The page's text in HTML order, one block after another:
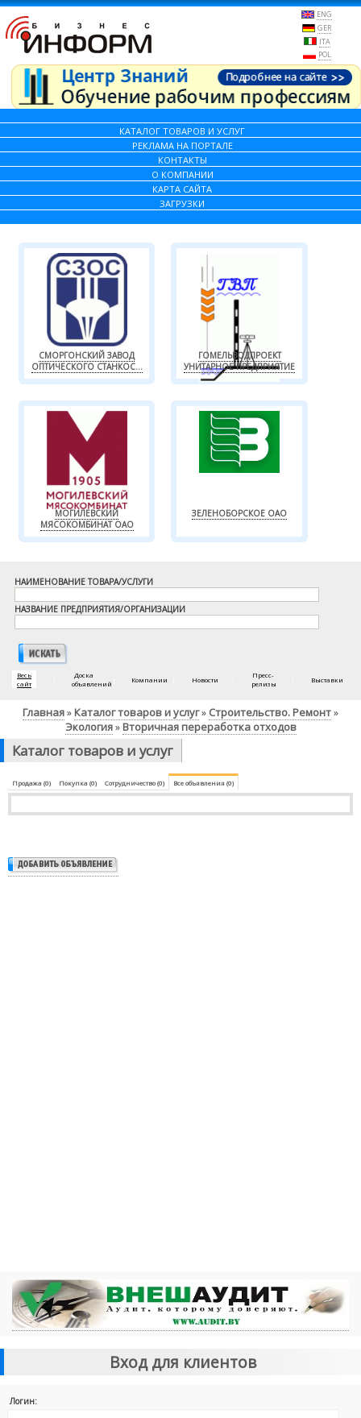
ENG
GER
ITA
POL
КАТАЛОГ ТОВАРОВ И УСЛУГ
РЕКЛАМА НА ПОРТАЛЕ
КОНТАКТЫ
О КОМПАНИИ
КАРТА САЙТА
ЗАГРУЗКИ
СМОРГОНСКИЙ ЗАВОД
ОПТИЧЕСКОГО СТАНКОС...
ГОМЕЛЬВОДПРОЕКТ
УНИТАРНОЕ ПРЕДПРИЯТИЕ
МОГИЛЕВСКИЙ
МЯСОКОМБИНАТ ОАО
ЗЕЛЕНОБОРСКОЕ ОАО
НАИМЕНОВАНИЕ ТОВАРА/УСЛУГИ
НАЗВАНИЕ ПРЕДПРИЯТИЯ/ОРГАНИЗАЦИИ
Весь
сайт
Доска
объявлений
Компании Новости
Пресс-
релизы
Выставки
Главная» Каталог товаров и услуг» Строительство. Ремонт»
Экология» Вторичная переработка отходов
Каталог товаров и услуг
Продажа (0) Покупка (0) Сотрудничество (0) Все объявления (0)
Вход для клиентов
Логин: